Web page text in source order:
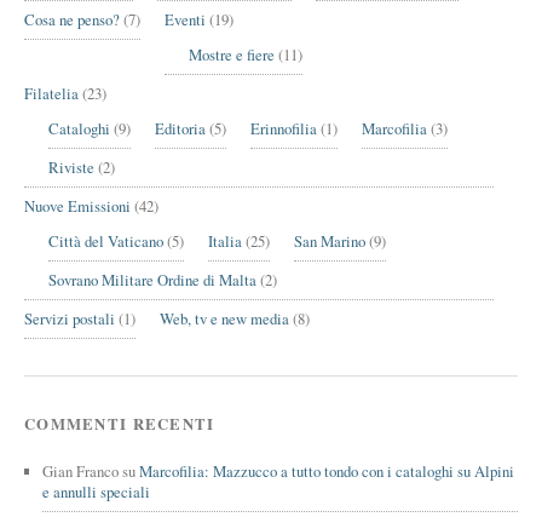
Cosa ne penso?(7) Eventi (19)
Mostre e fiere (11)
Filatelia (23)
Cataloghi (9) Editoria (5) Erinnofilia (1) Marcofilia (3)
Riviste (2)
Nuove Emissioni (42)
Città del Vaticano(5) Italia (25) San Marino(9)
Sovrano Militare Ordine di Malta (2)
Servizi postali (1) Web, tv e new media (8)
COMMENTI RECENTI
Gian FrancosuMarcofilia: Mazzucco a tutto tondo con i cataloghi su Alpini
e annulli speciali